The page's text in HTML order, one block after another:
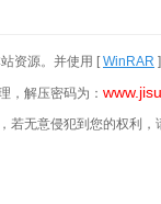
资源。并使用 [ WinRAR
，解压密码为：
若无意侵犯到您的权利，